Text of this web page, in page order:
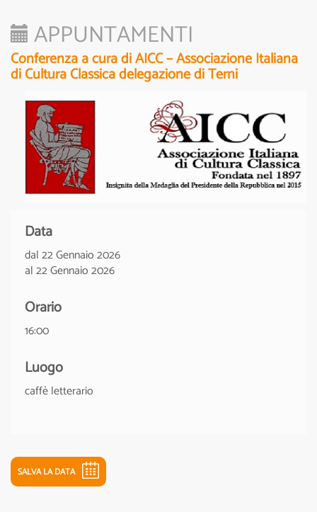
APPUNTAMENTI
Conferenza a cura di AICC – Associazione Italiana
di Cultura Classica delegazione di Terni
Data
dal 22 Gennaio 2026
al 22 Gennaio 2026
Orario
16:00
Luogo
caffè letterario
SALVA LA DATA